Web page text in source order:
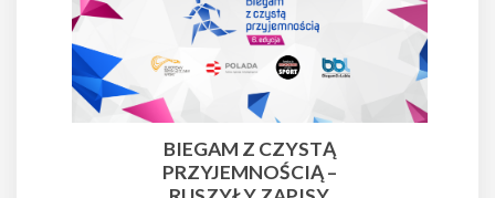
BIEGAM Z CZYSTĄ
PRZYJEMNOŚCIĄ –